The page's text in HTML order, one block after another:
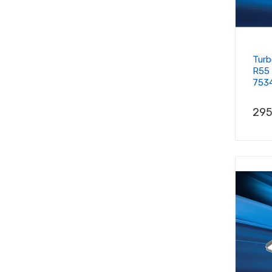
R55
Prix